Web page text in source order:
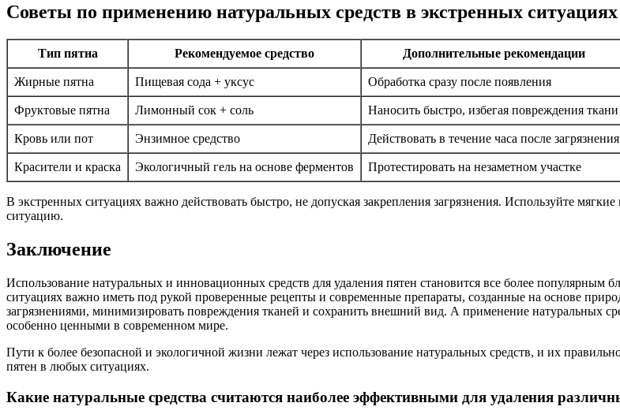
Советы по применению натуральных средств в экстренных ситуациях
Тип пятна Рекомендуемое средство Дополнительные рекомендации
Жирные пятна Пищевая сода + уксус Обработка сразу после появления
Фруктовые пятна Лимонный сок + соль Наносить быстро, избегая повреждения ткани
Кровь или пот Энзимное средство Действовать в течение часа после загрязнения
Красители и краска Экологичный гель на основе ферментов Протестировать на незаметном участке
В экстренных ситуациях важно действовать быстро, не допуская закрепления загрязнения. Используйте
ситуацию.
Заключение
Использование натуральных и инновационных средств для удаления пятен становится все более популярным
ситуациях важно иметь под рукой проверенные рецепты и современные препараты, созданные на основе
загрязнениями, минимизировать повреждения тканей и сохранить внешний вид. А применение натуральных
особенно ценными в современном мире.
Пути к более безопасной и экологичной жизни лежат через использование натуральных средств, и их
пятен в любых ситуациях.
Какие натуральные средства считаются наиболее эффективными для удаления